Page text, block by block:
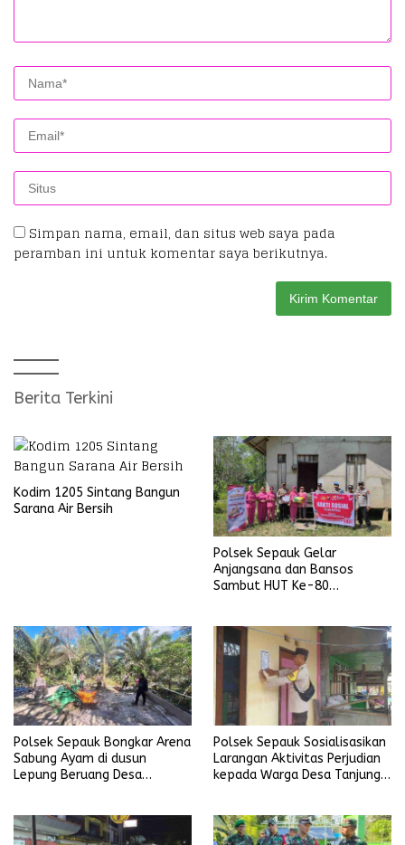
Simpan nama, email, dan situs web saya pada
peramban ini untuk komentar saya berikutnya.
Berita Terkini
Kodim 1205 Sintang Bangun
Sarana Air Bersih
Polsek Sepauk Gelar
Anjangsana dan Bansos
Sambut HUT Ke-80
Polsek Sepauk Bongkar Arena
Sabung Ayam di dusun
Lepung Beruang Desa
Polsek Sepauk Sosialisasikan
Larangan Aktivitas Perjudian
kepada Warga Desa Tanjung